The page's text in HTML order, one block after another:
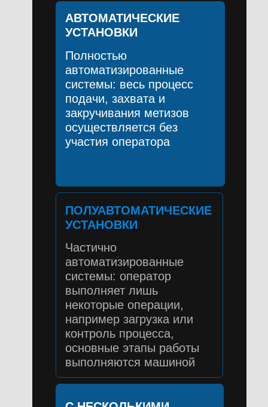
АВТОМАТИЧЕСКИЕ
УСТАНОВКИ
Полностью
автоматизированные
системы: весь процесс
подачи, захвата и
закручивания метизов
осуществляется без
участия оператора
ПОЛУАВТОМАТИЧЕСКИЕ
УСТАНОВКИ
Частично
автоматизированные
системы: оператор
выполняет лишь
некоторые операции,
например загрузка или
контроль процесса,
основные этапы работы
выполняются машиной